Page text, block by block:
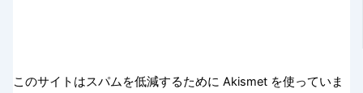
このサイトはスパムを低減するために Akismet を使っていま